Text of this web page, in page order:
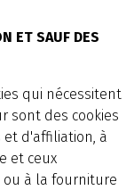
ET SAUF DES
qui nécessitent
sont des cookies
et d'affiliation, à
et ceux
ou à la fourniture